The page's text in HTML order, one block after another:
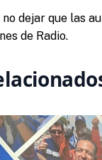
dejar que las
de Radio.